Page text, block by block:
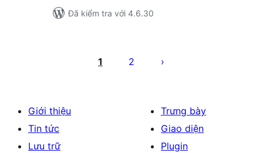
Đã kiểm tra với 4.6.30
1 2
Giới thiệu
Tin tức
Lưu trữ
Trưng bày
Giao diện
Plugin